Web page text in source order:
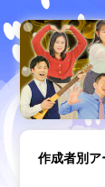
作成者別ア